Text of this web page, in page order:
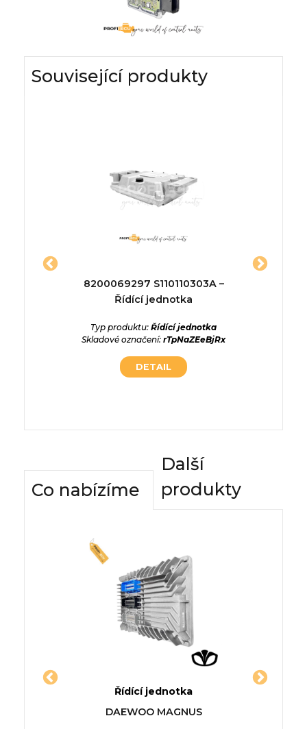
Související produkty
8200069297 S110110303A –
Řídící jednotka
Typ produktu: Řídící jednotka
Skladové označení: rTpNaZEeBjRx
DETAIL
Co nabízíme
Další
produkty
Řídící jednotka
DAEWOO MAGNUS
Jednotka FIAT PANDA (312_,
319_)